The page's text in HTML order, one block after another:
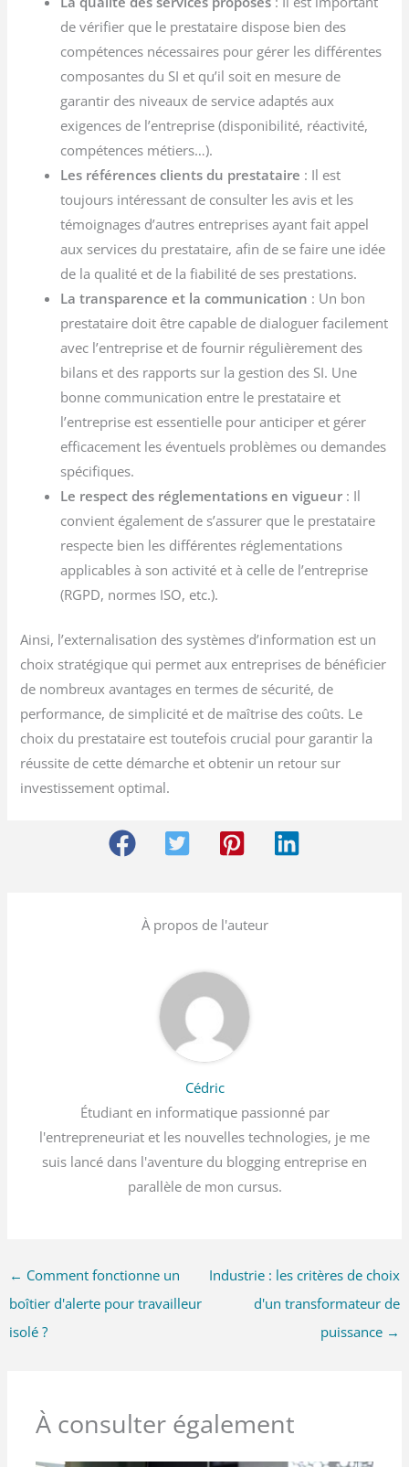
de vérifier que le prestataire dispose bien des
compétences nécessaires pour gérer les différentes
composantes du SI et qu’il soit en mesure de
garantir des niveaux de service adaptés aux
exigences de l’entreprise (disponibilité, réactivité,
compétences métiers…).
Les références clients du prestataire : Il est
toujours intéressant de consulter les avis et les
témoignages d’autres entreprises ayant fait appel
aux services du prestataire, afin de se faire une idée
de la qualité et de la fiabilité de ses prestations.
La transparence et la communication : Un bon
prestataire doit être capable de dialoguer facilement
avec l’entreprise et de fournir régulièrement des
bilans et des rapports sur la gestion des SI. Une
bonne communication entre le prestataire et
l’entreprise est essentielle pour anticiper et gérer
efficacement les éventuels problèmes ou demandes
spécifiques.
Le respect des réglementations en vigueur : Il
convient également de s’assurer que le prestataire
respecte bien les différentes réglementations
applicables à son activité et à celle de l’entreprise
(RGPD, normes ISO, etc.).
Ainsi, l’externalisation des systèmes d’information est un
choix stratégique qui permet aux entreprises de bénéficier
de nombreux avantages en termes de sécurité, de
performance, de simplicité et de maîtrise des coûts. Le
choix du prestataire est toutefois crucial pour garantir la
réussite de cette démarche et obtenir un retour sur
investissement optimal.
À propos de l'auteur
Cédric
Étudiant en informatique passionné par
l'entrepreneuriat et les nouvelles technologies, je me
suis lancé dans l'aventure du blogging entreprise en
parallèle de mon cursus.
← Comment fonctionne un
boîtier d'alerte pour travailleur
isolé ?
Industrie : les critères de choix
d'un transformateur de
puissance →
À consulter également